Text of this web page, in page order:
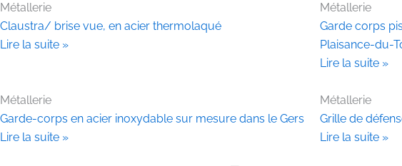
Métallerie
Claustra/ brise vue, en acier thermolaqué
Lire la suite »
Métallerie
Garde corps
Plaisance-du-
Lire la suite »
Métallerie
Garde-corps en acier inoxydable sur mesure dans le Gers
Lire la suite »
Métallerie
Grille de
Lire la suite »